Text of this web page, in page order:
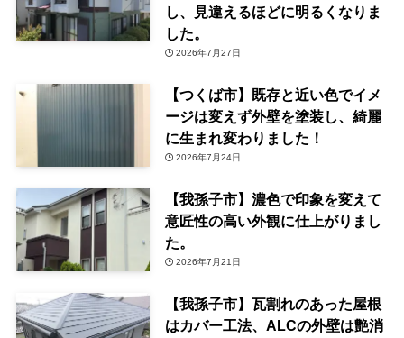
し、見違えるほどに明るくなりま
した。
2026年7月27日
【つくば市】既存と近い色でイメ
ージは変えず外壁を塗装し、綺麗
に生まれ変わりました！
2026年7月24日
【我孫子市】濃色で印象を変えて
意匠性の高い外観に仕上がりまし
た。
2026年7月21日
【我孫子市】瓦割れのあった屋根
はカバー工法、ALCの外壁は艶消